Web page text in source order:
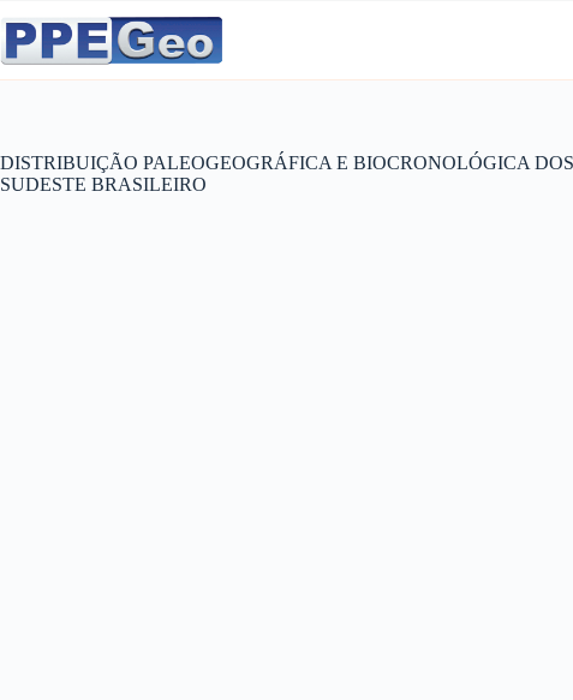
para
DISTRIBUIÇÃO PALEOGEOGRÁFICA E BIOCRONOLÓGICA
SUDESTE BRASILEIRO